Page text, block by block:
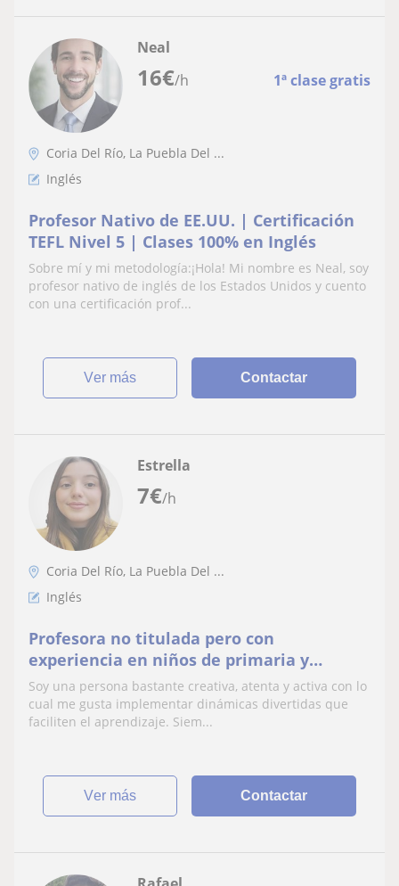
16€/h 1ª clase gratis
Neal
Coria Del Río, La Puebla Del ...
Inglés
Profesor Nativo de EE.UU. | Certificación
TEFL Nivel 5 | Clases 100% en Inglés
Sobre mí y mi metodología:¡Hola! Mi nombre es Neal, soy
profesor nativo de inglés de los Estados Unidos y cuento
con una certificación prof...
ver más Contactar
7€/h
Estrella
Coria Del Río, La Puebla Del ...
Inglés
Profesora no titulada pero con
experiencia en niños de primaria y
secundaria. Tengo un nivel de inglés
elevado y domino las demás
Soy una persona bastante creativa, atenta y activa con lo
cual me gusta implementar dinámicas divertidas que
faciliten el aprendizaje. Siem...
ver más Contactar